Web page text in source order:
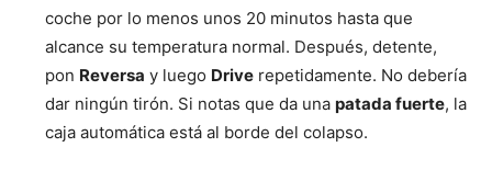
coche por lo menos unos 20 minutos hasta que
alcance su temperatura normal. Después, detente,
pon Reversa y luego Drive repetidamente. No debería
dar ningún tirón. Si notas que da una patada fuerte, la
caja automática está al borde del colapso.